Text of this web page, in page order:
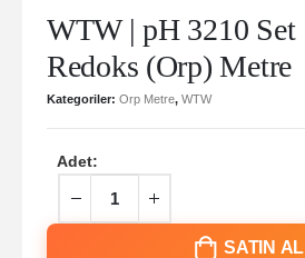
WTW | pH 3210 Set
Redoks (Orp) Metre
Kategoriler: Orp Metre, WTW
Adet:
SATIN AL